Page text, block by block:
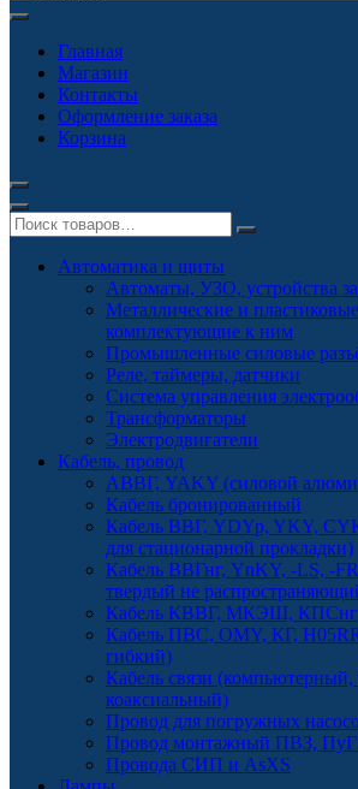
Главная
Магазин
Контакты
Оформление заказа
Корзина
Автоматика и щиты
Автоматы, УЗО, устройства
Металлические и
комплектующие к ним
Промышленные силовые
Реле, таймеры, датчики
Система управления
Трансформаторы
Электродвигатели
Кабель, провод
АВВГ, YAKY (силовой
Кабель бронированный
Кабель ВВГ, YDYp, YKY,
для стационарной прокладки)
Кабель ВВГнг, YnKY, -LS, -
твердый не
Кабель КВВГ, МКЭШ, КПСнг
Кабель ПВС, OMY, КГ,
гибкий)
Кабель связи
коаксиальный)
Провод для погружных
Провод монтажный ПВЗ,
Провода СИП и AsXS